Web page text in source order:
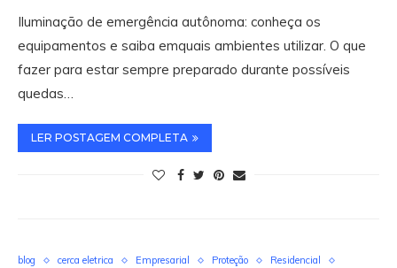
Iluminação de emergência autônoma: conheça os
equipamentos e saiba emquais ambientes utilizar. O que
fazer para estar sempre preparado durante possíveis
quedas…
LER POSTAGEM COMPLETA
blog cerca eletrica Empresarial Proteção
Residencial